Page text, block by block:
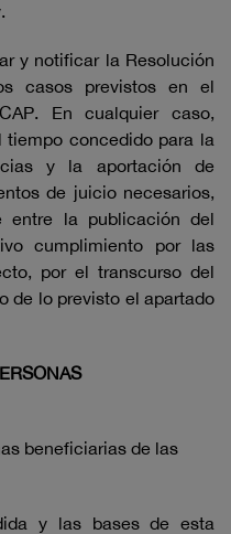
y notificar la Resolución
casos previstos en el
En cualquier caso,
tiempo concedido para la
y la aportación de
de juicio necesarios,
entre la publicación del
cumplimiento por las
por el transcurso del
de lo previsto el apartado
beneficiarias de las
y las bases de esta